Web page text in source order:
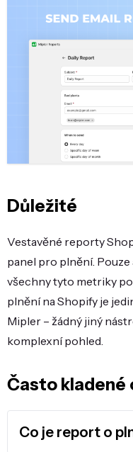
Důležité
Vestavěné reporty
panel pro plnění.
všechny tyto metriky
plnění na Shopify je
Mipler – žádný jiný
komplexní pohled.
Často kladené
Co je report o